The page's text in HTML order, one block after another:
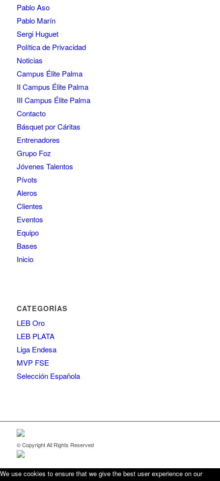
Pablo Aso
Pablo Marín
Sergi Huguet
Política de Privacidad
Noticias
Campus Élite Palma
II Campus Élite Palma
III Campus Élite Palma
Contacto
Básquet por Cáritas
Entrenadores
Grupo Foz
Jóvenes Talentos
Pívots
Aleros
Clientes
Eventos
Equipo
Bases
Inicio
CATEGORÍAS
LEB Oro
LEB PLATA
Liga Endesa
MVP FSE
Selección Española
© Copyright All Rights Reserved
We use cookies to ensure that we give the best user experience on our